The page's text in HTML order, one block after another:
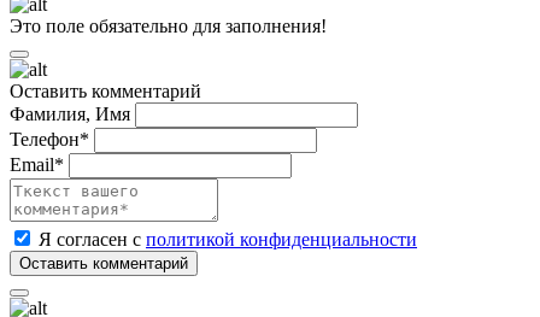
Это поле обязательно для заполнения!
Оставить комментарий
Фамилия, Имя
Телефон*
Email*
Я согласен с политикой конфиденциальности